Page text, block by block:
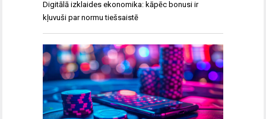
Digitālā izklaides ekonomika: kāpēc bonusi ir
kļuvuši par normu tiešsaistē